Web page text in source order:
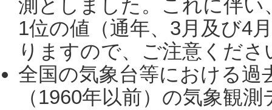
測としました。これに伴い
1位の値（通年、3月及び4
りますので、ご注意くだ
全国の気象台等における過
（1960年以前）の気象観